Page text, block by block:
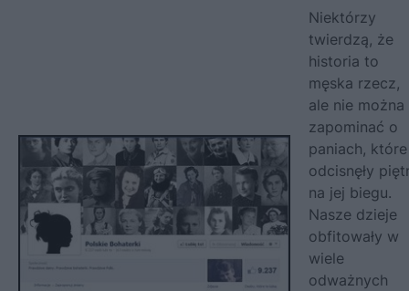
Niektórzy
twierdzą, że
historia to
męska rzecz,
ale nie można
zapominać o
paniach, które
odcisnęły
na jej biegu.
Nasze dzieje
obfitowały w
wiele
odważnych